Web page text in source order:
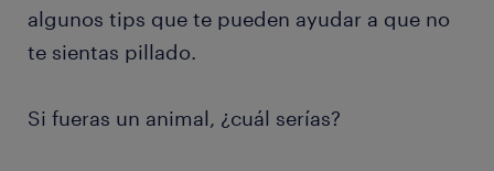
algunos tips que te pueden ayudar a que no
te sientas pillado.
Si fueras un animal, ¿cuál serías?